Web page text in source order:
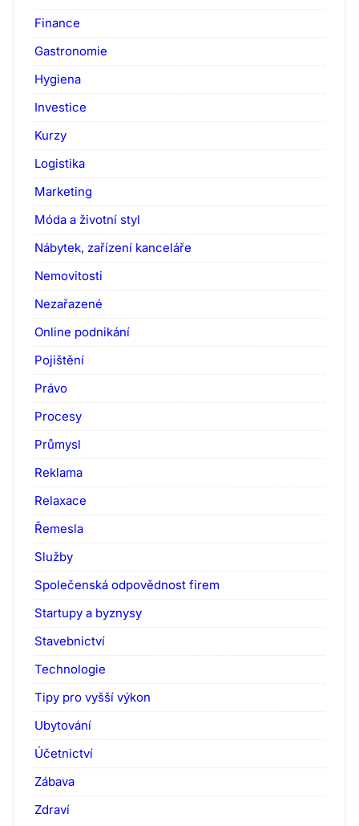
Finance
Gastronomie
Hygiena
Investice
Kurzy
Logistika
Marketing
Móda a životní styl
Nábytek, zařízení kanceláře
Nemovitosti
Nezařazené
Online podnikání
Pojištění
Právo
Procesy
Průmysl
Reklama
Relaxace
Řemesla
Služby
Společenská odpovědnost firem
Startupy a byznysy
Stavebnictví
Technologie
Tipy pro vyšší výkon
Ubytování
Účetnictví
Zábava
Zdraví